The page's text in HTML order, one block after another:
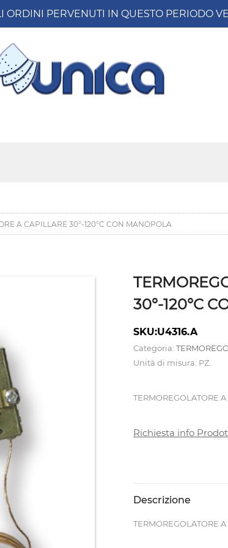
ORDINI PERVENUTI IN QUESTO PERIODO
A CAPILLARE 30°-120°C CON MANOPOLA
30°-120°C
SKU:U4316.A
Categoria:
Unità di misura: PZ.
TERMOREGOLATORE
Richiesta info
Descrizione
TERMOREGOLATORE